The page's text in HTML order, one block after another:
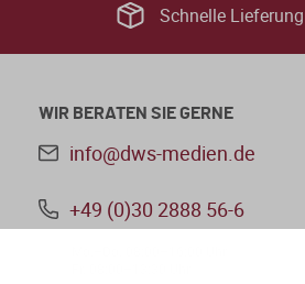
Schnelle Lieferung
WIR BERATEN SIE GERNE
info@dws-medien.de
+49 (0)30 2888 56-6